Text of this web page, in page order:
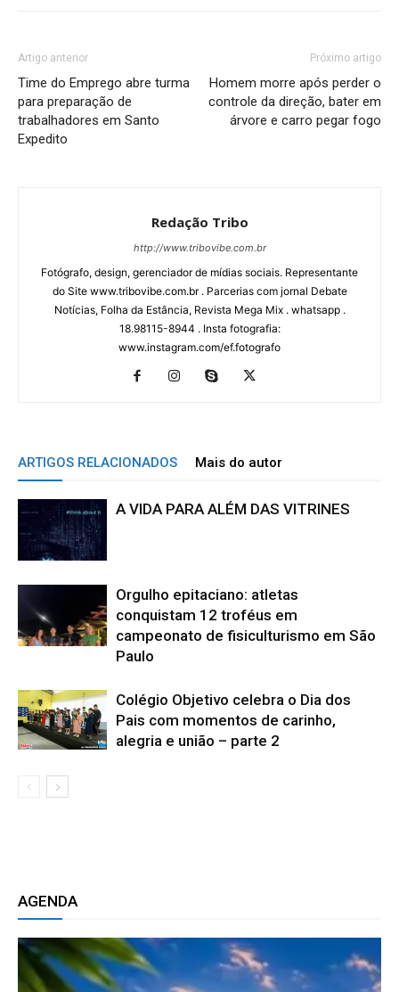
Artigo anterior
Time do Emprego abre turma
para preparação de
trabalhadores em Santo
Expedito
Próximo artigo
Homem morre após perder o
controle da direção, bater em
árvore e carro pegar fogo
Redação Tribo
http://www.tribovibe.com.br
Fotógrafo, design, gerenciador de mídias sociais. Representante
do Site www.tribovibe.com.br . Parcerias com jornal Debate
Notícias, Folha da Estância, Revista Mega Mix . whatsapp .
18.98115-8944 . Insta fotografia:
www.instagram.com/ef.fotografo
ARTIGOS RELACIONADOS Mais do autor
A VIDA PARA ALÉM DAS VITRINES
Orgulho epitaciano: atletas
conquistam 12 troféus em
campeonato de fisiculturismo em São
Paulo
Colégio Objetivo celebra o Dia dos
Pais com momentos de carinho,
alegria e união – parte 2
AGENDA